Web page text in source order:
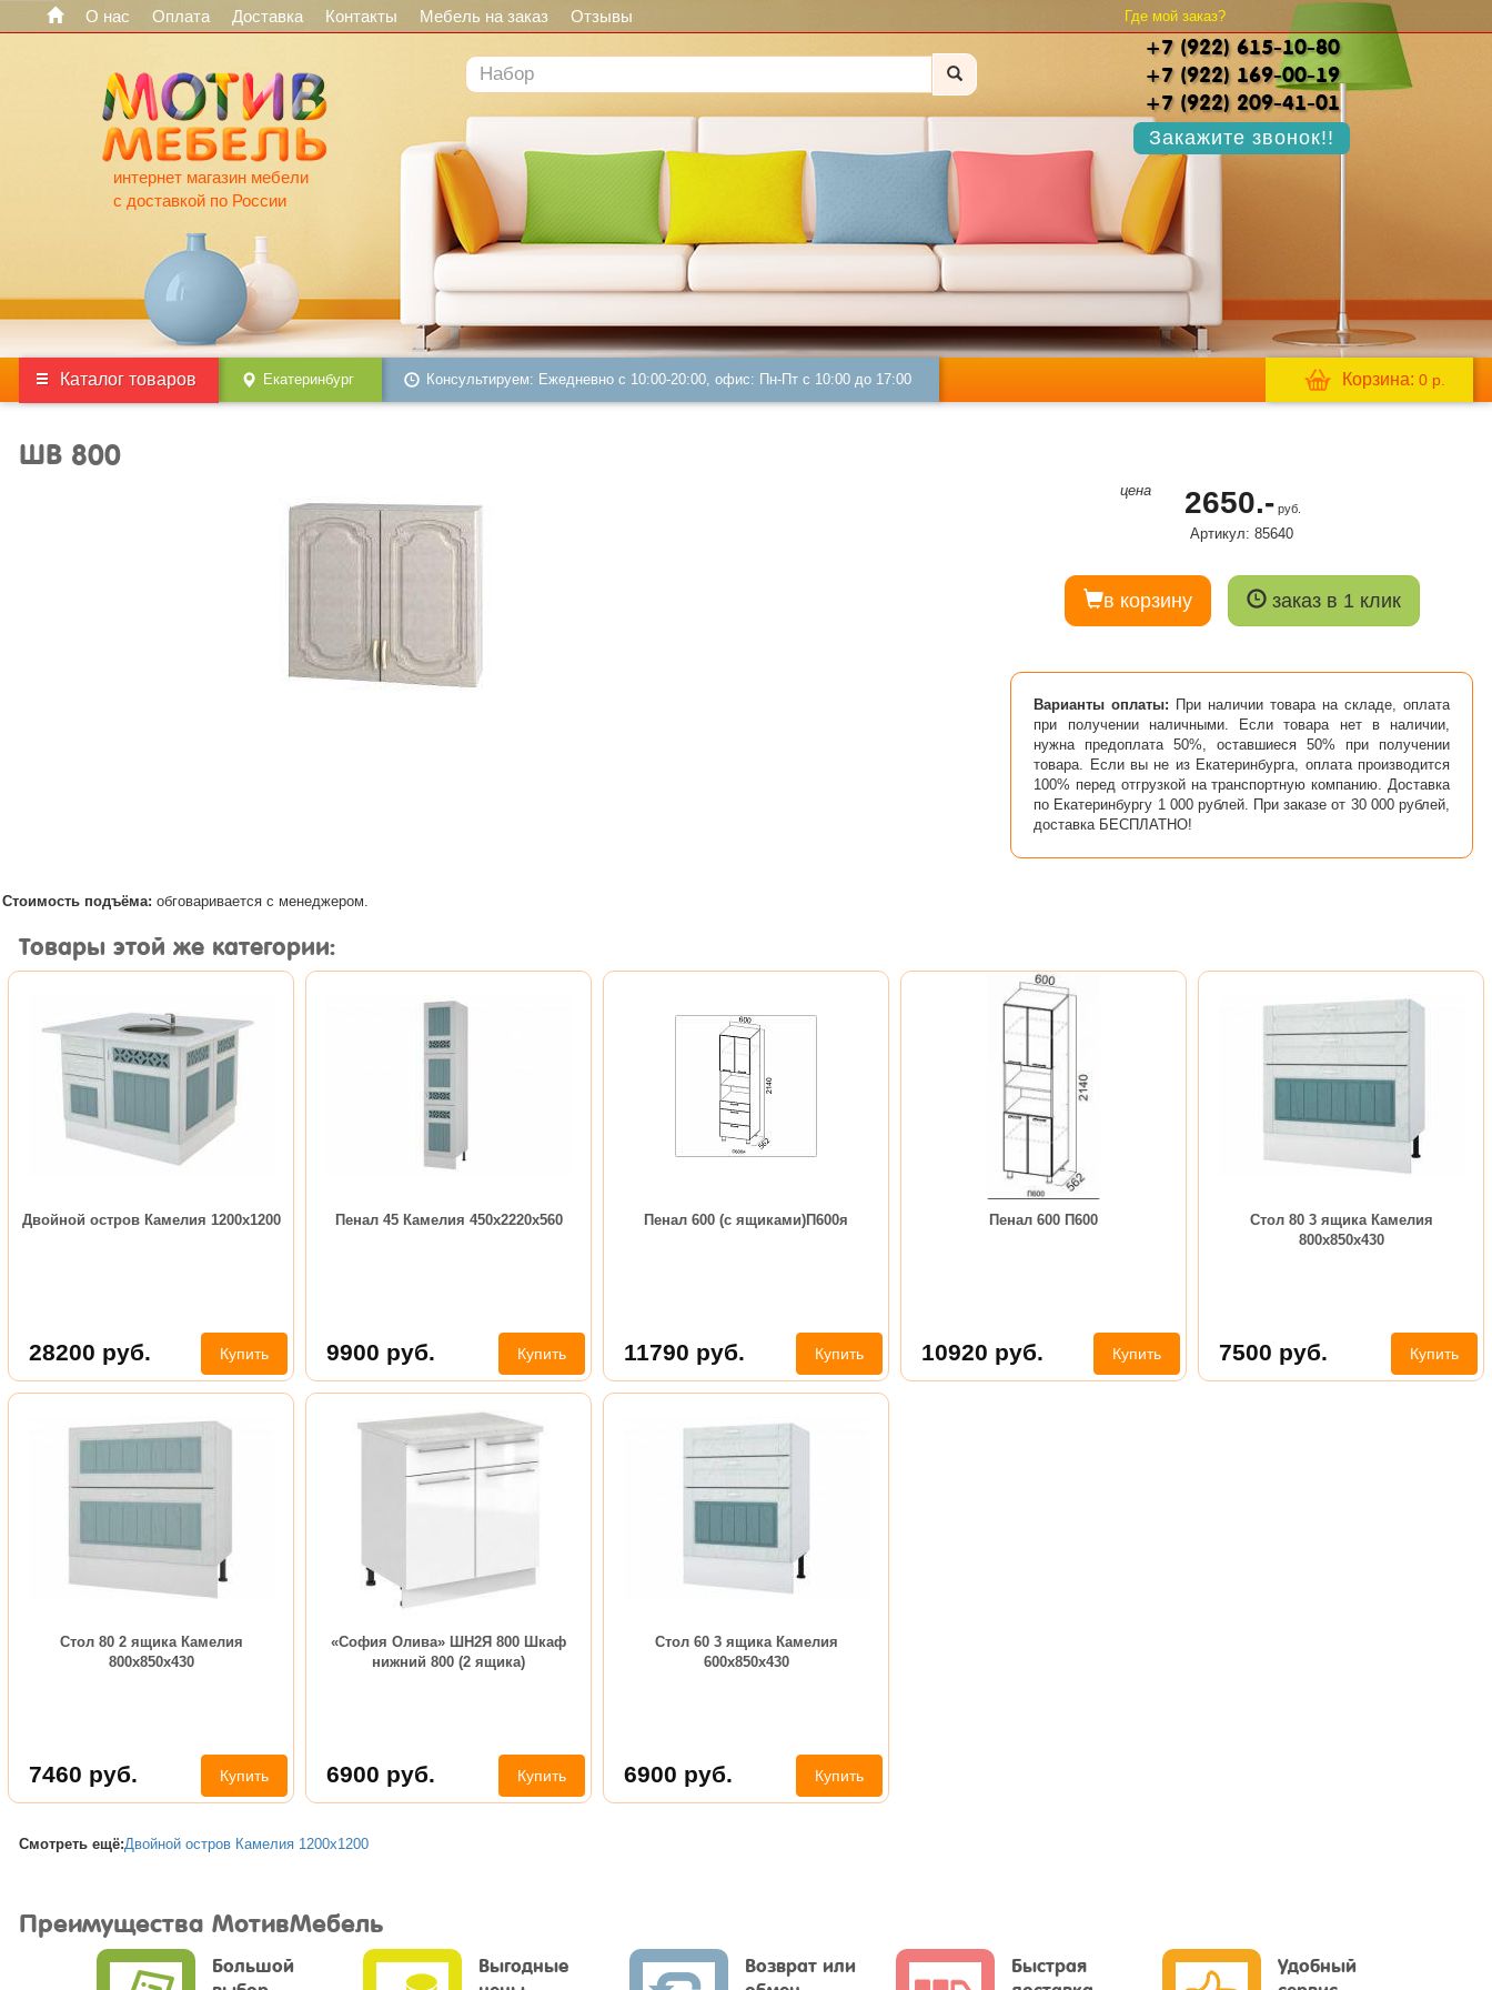
О нас Оплата Доставка Контакты Мебель на заказ Отзывы Где мой заказ?
интернет магазин мебели
с доставкой по России
+7 (922) 615-10-80
+7 (922) 169-00-19
+7 (922) 209-41-01
Закажите звонок!!
Каталог товаров Екатеринбург Консультируем: Ежедневно с 10:00-20:00, офис: Пн-Пт с 10:00 до 17:00 Корзина: 0 р.
ШВ 800
цена 2650.-руб.
Артикул: 85640
в корзину заказ в 1 клик
Варианты оплаты: При наличии товара на складе, оплата
при получении наличными. Если товара нет в наличии,
нужна предоплата 50%, оставшиеся 50% при получении
товара. Если вы не из Екатеринбурга, оплата производится
100% перед отгрузкой на транспортную компанию. Доставка
по Екатеринбургу 1 000 рублей. При заказе от 30 000 рублей,
доставка БЕСПЛАТНО!
Стоимость подъёма: обговаривается с менеджером.
Товары этой же категории:
Двойной остров Камелия 1200х1200
28200 руб. Купить
Пенал 45 Камелия 450х2220х560
9900 руб. Купить
Пенал 600 (с ящиками)П600я
11790 руб. Купить
Пенал 600 П600
10920 руб. Купить
Стол 80 3 ящика Камелия
800х850х430
7500 руб. Купить
Стол 80 2 ящика Камелия
800х850х430
7460 руб. Купить
«София Олива» ШН2Я 800 Шкаф
нижний 800 (2 ящика)
6900 руб. Купить
Стол 60 3 ящика Камелия
600х850х430
6900 руб. Купить
Смотреть ещё:Двойной остров Камелия 1200х1200
Преимущества МотивМебель
Большой
Выгодные
Возврат или
Быстрая
Удобный